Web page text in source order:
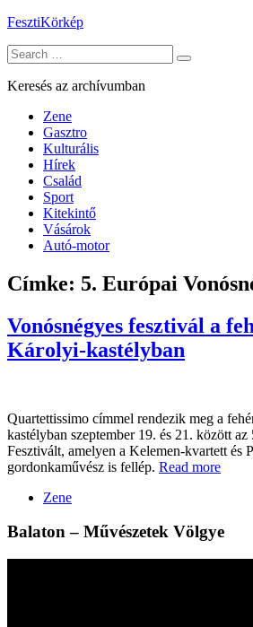
Skip
content
FesztiKörkép
Search
for:
Keresés az archívumban
Zene
Gasztro
Kulturális
Hírek
Család
Sport
Kitekintő
Vásárok
Autó-motor
Címke: 5. Európai
Vonósnégyes fesztivál a
Károlyi-kastélyban
Quartettissimo címmel rendezik meg a
kastélyban szeptember 19. és 21. között
Fesztivált, amelyen a Kelemen-kvartett és
gordonkaművész is fellép. Read more
Zene
Balaton – Művészetek Völgye